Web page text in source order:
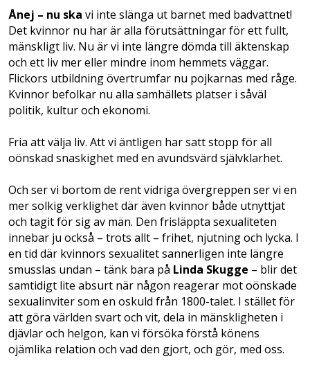
Ånej – nu ska vi inte slänga ut barnet med badvattnet!
Det kvinnor nu har är alla förutsättningar för ett fullt,
mänskligt liv. Nu är vi inte längre dömda till äktenskap
och ett liv mer eller mindre inom hemmets väggar.
Flickors utbildning övertrumfar nu pojkarnas med råge.
Kvinnor befolkar nu alla samhällets platser i såväl
politik, kultur och ekonomi.
Fria att välja liv. Att vi äntligen har satt stopp för all
oönskad snaskighet med en avundsvärd självklarhet.
Och ser vi bortom de rent vidriga övergreppen ser vi en
mer solkig verklighet där även kvinnor både utnyttjat
och tagit för sig av män. Den frisläppta sexualiteten
innebar ju också – trots allt – frihet, njutning och lycka. I
en tid där kvinnors sexualitet sannerligen inte längre
smusslas undan – tänk bara på Linda Skugge – blir det
samtidigt lite absurt när någon reagerar mot oönskade
sexualinviter som en oskuld från 1800-talet. I stället för
att göra världen svart och vit, dela in mänskligheten i
djävlar och helgon, kan vi försöka förstå könens
ojämlika relation och vad den gjort, och gör, med oss.